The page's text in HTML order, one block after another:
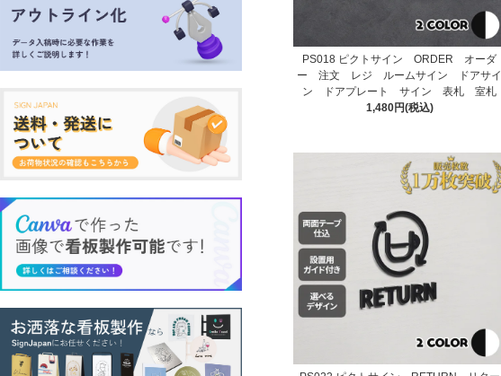
PS018 ピクトサイン ORDER オーダ
ー 注文 レジ ルームサイン ドアサイ
ン ドアプレート サイン 表札 室札
1,480円(税込)